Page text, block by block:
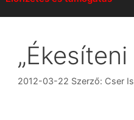
2012-03-22 Szerző: Cser